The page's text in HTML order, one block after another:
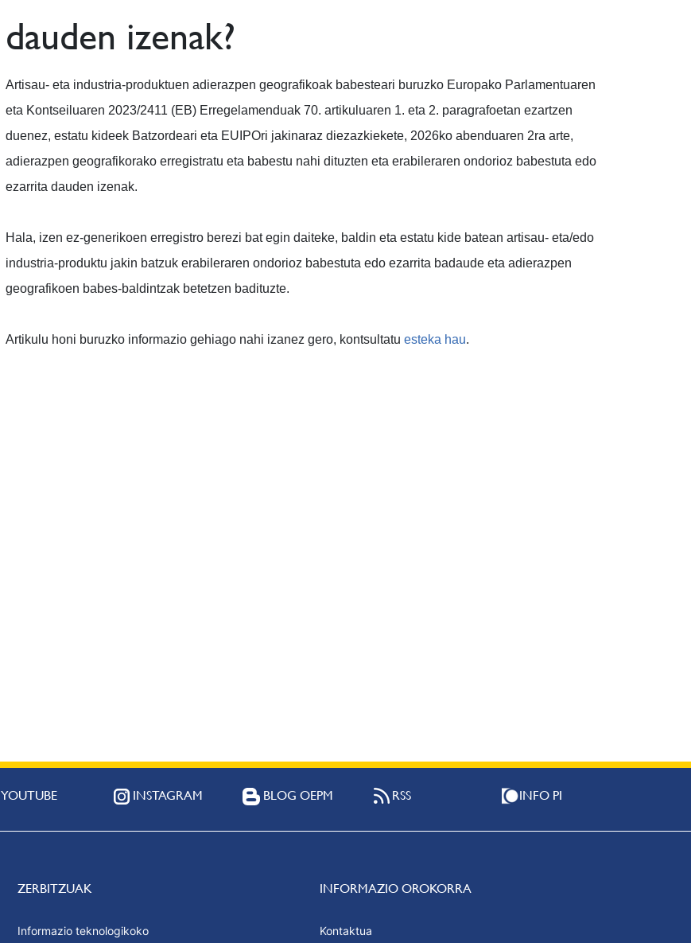
dauden izenak?
Artisau- eta industria-produktuen adierazpen geografikoak babesteari buruzko Europako Parlamentuaren
eta Kontseiluaren 2023/2411 (EB) Erregelamenduak 70. artikuluaren 1. eta 2. paragrafoetan ezartzen
duenez, estatu kideek Batzordeari eta EUIPOri jakinaraz diezazkiekete, 2026ko abenduaren 2ra arte,
adierazpen geografikorako erregistratu eta babestu nahi dituzten eta erabileraren ondorioz babestuta edo
ezarrita dauden izenak.
Hala, izen ez-generikoen erregistro berezi bat egin daiteke, baldin eta estatu kide batean artisau- eta/edo
industria-produktu jakin batzuk erabileraren ondorioz babestuta edo ezarrita badaude eta adierazpen
geografikoen babes-baldintzak betetzen badituzte.
Artikulu honi buruzko informazio gehiago nahi izanez gero, kontsultatu esteka hau.
YOUTUBE INSTAGRAM BLOG OEPM RSS INFO PI
ZERBITZUAK
Informazio teknologikoko
INFORMAZIO OROKORRA
Kontaktua